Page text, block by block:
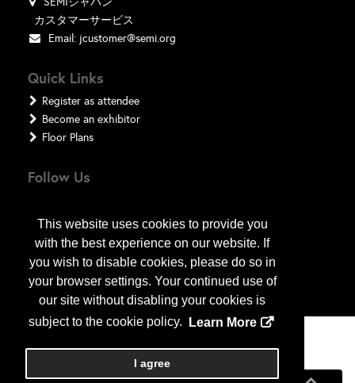
This website uses cookies to provide you
with the best experience on our website. If
you wish to disable cookies, please do so in
your browser settings. Your continued use of
our site without disabling your cookies is
subject to the cookie policy.
Learn More
I agree
カスタマーサービス
Email: jcustomer@semi.org
Quick Links
Register as attendee
Become an exhibitor
Floor Plans
Follow Us